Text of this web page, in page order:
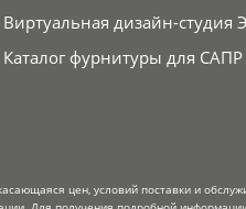
Виртуальная дизайн-студия
Каталог фурнитуры для САПР
цен, условий поставки и